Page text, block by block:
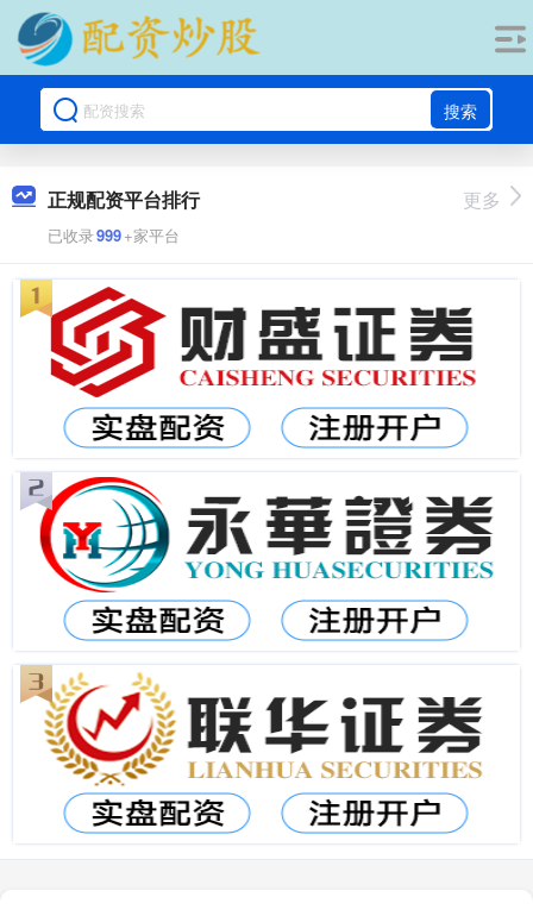
搜索
正规配资平台排行
已收录999+家平台
更多